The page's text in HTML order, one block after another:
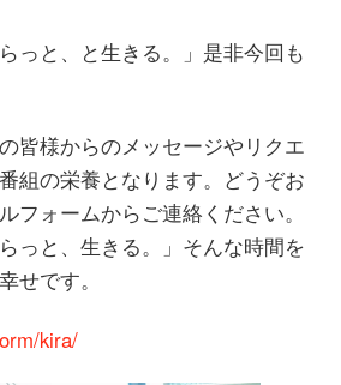
っと、と生きる。」是非今回も
皆様からのメッセージやリクエ
組の栄養となります。どうぞお
フォームからご連絡ください。
っと、生きる。」そんな時間を
せです。
kira/